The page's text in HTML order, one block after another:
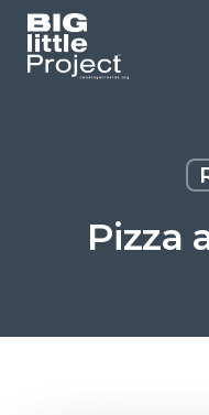
Saltar
contenido
principal
Pizza